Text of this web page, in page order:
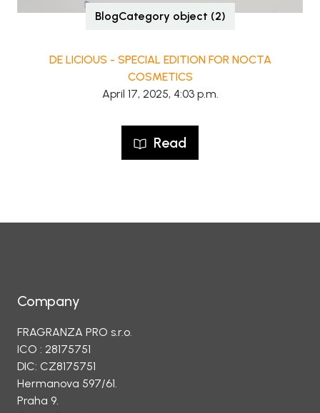
BlogCategory object (2)
DE LICIOUS - SPECIAL EDITION FOR NOCTA
COSMETICS
April 17, 2025, 4:03 p.m.
Read
Company
FRAGRANZA PRO s.r.o.
ICO : 28175751
DIC: CZ8175751
Hermanova 597/61.
Praha 9.